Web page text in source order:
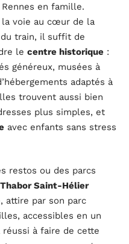
en famille.
voie au cœur de la
train, il suffit de
le centre historique :
généreux, musées à
adaptés à
trouvent aussi bien
plus simples, et
avec enfants sans stress
restos ou des parcs
Saint-Hélier
attire par son parc
accessibles en un
à faire de cette